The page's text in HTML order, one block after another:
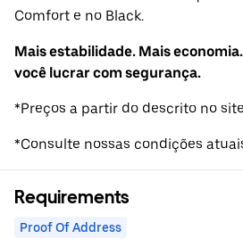
Comfort e no Black.
Mais estabilidade. Mais
você lucrar com segurança.
*Preços a partir do descrito no
*Consulte nossas condições
Requirements
Proof Of Address